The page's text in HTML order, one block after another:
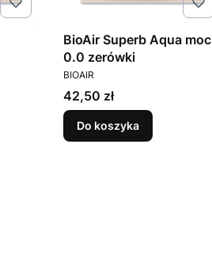
BioAir Superb Aqua moc
0.0 zerówki
PRODUCENT
BIOAIR
Cena
42,50 zł
Do koszyka